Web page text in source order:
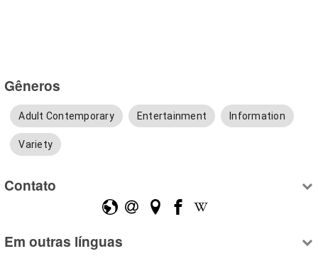
Gêneros
Adult Contemporary Entertainment Information
Variety
Contato
Em outras línguas